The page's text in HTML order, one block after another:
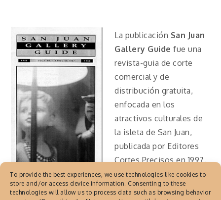
To provide the best experiences, we use technologies like cookies to
store and/or access device information. Consenting to these
technologies will allow us to process data such as browsing behavior
La publicación San Juan
Gallery Guide fue una
revista-guia de corte
comercial y de
distribución gratuita,
enfocada en los
atractivos culturales de
la isleta de San Juan,
publicada por Editores
Cortes Precisos en 1997.
La revista tuvo una
edición. En esa única edición, su contenido incluía